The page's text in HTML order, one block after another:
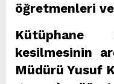
öğretmenleri
Kütüphane
kesilmesinin
Müdürü Yusuf